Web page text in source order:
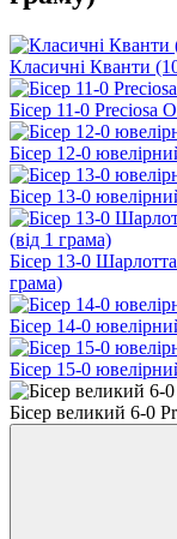
Класичні Кванти
Бісер 11-0 Preciosa
Бісер 12-0
Бісер 13-0
Бісер 13-0
грама)
Бісер 14-0
Бісер 15-0
Бісер великий 6-0